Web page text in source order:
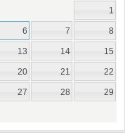
1
6 7 8
13 14 15
20 21 22
27 28 29